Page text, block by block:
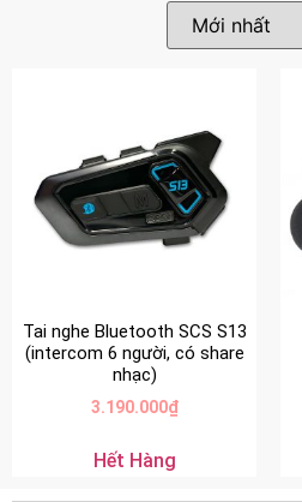
Tai nghe Bluetooth SCS S13
(intercom 6 người, có share
nhạc)
3.190.000₫
Hết Hàng